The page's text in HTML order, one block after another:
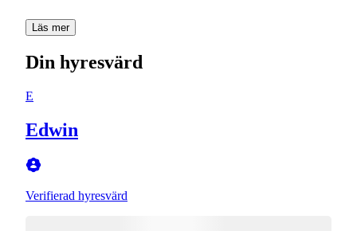
Läs mer
Din hyresvärd
E
Edwin
Verifierad hyresvärd